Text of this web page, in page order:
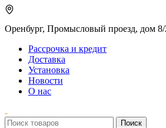
Оренбург, Промысловый проезд, дом
Рассрочка и кредит
Доставка
Установка
Новости
О нас
Поиск